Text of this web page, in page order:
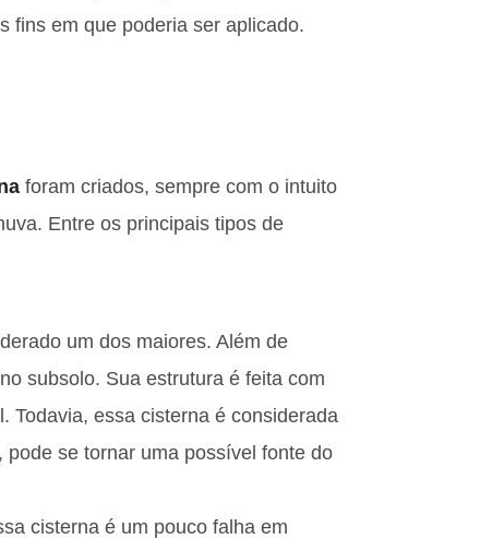
fins em que poderia ser aplicado.
foram criados, sempre com o intuito
Entre os principais tipos de
um dos maiores. Além de
subsolo. Sua estrutura é feita com
Todavia, essa cisterna é considerada
se tornar uma possível fonte do
cisterna é um pouco falha em